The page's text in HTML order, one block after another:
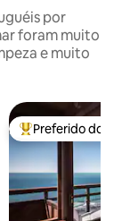
por
foram muito
e muito
Entre os
Preferido dos